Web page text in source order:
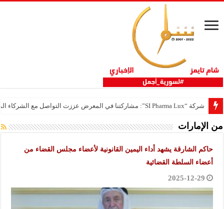
شركة “SI Pharma Lux”: مشاركتنا في المعرض عززت التواصل مع الشركاء المحليين والدوليين
من الإمارات
حاكم الشارقة يشهد أداء اليمين القانونية لأعضاء مجلس القضاء من
أعضاء السلطة القضائية
2025-12-29